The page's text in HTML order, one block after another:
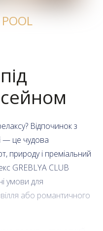
Відпочинок з
— це чудова
природу і преміальний
GREBLYA CLUB
умови для
або романтичного